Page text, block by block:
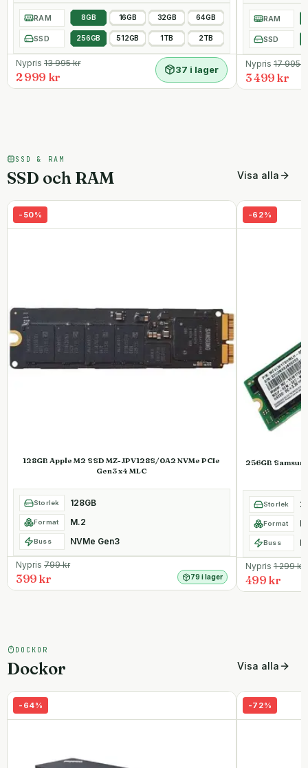
RAM 8GB 16GB 32GB 64GB
SSD 256GB 512GB 1TB 2TB
Nypris 13 995kr
2 999 kr
37 i lager
RAM
SSD
Nypris17 995
3 499 kr
SSD & RAM
SSD och RAM Visa alla
- 50%
128GB Apple M2 SSD MZ-JPV128S/0A2 NVMe PCIe
Gen3 x4 MLC
Storlek 128GB
Format M.2
Buss NVMe Gen3
Nypris 799kr
399 kr 79 i lager
-62%
256GB
Storlek
Format
Buss
Nypris1 299kr
499 kr
DOCKOR
Dockor Visa alla
- 64% -72%